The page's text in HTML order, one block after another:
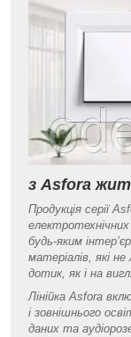
з Asfora
Продукція серії
будь-яким
матеріалів, які
дотик, як і на
Лінійка Asfora
і зовнішнього
даних та